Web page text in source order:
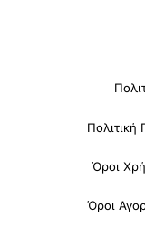
Πολιτική
Όροι
Όροι